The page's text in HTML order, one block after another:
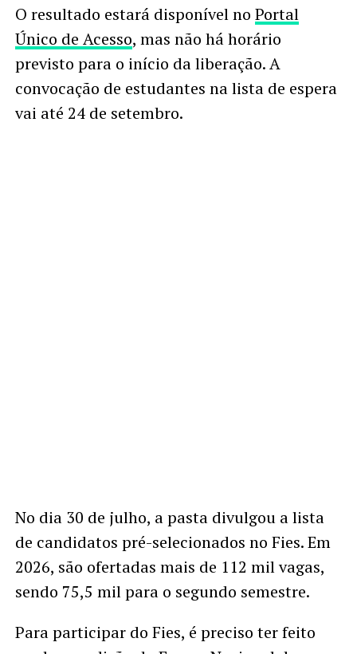
O resultado estará disponível no Portal
Único de Acesso, mas não há horário
previsto para o início da liberação. A
convocação de estudantes na lista de espera
vai até 24 de setembro.
No dia 30 de julho, a pasta divulgou a lista
de candidatos pré-selecionados no Fies. Em
2026, são ofertadas mais de 112 mil vagas,
sendo 75,5 mil para o segundo semestre.
Para participar do Fies, é preciso ter feito